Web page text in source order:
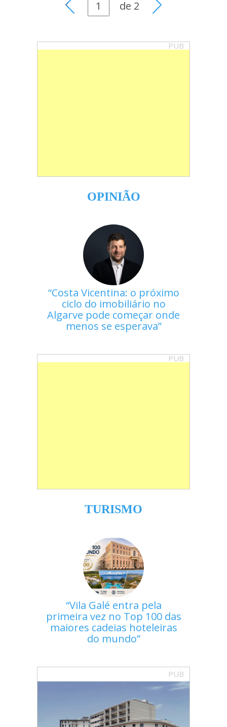
de 2
PUB
OPINIÃO
Costa Vicentina: o próximo
ciclo do imobiliário no
Algarve pode começar onde
menos se esperava
PUB
TURISMO
Vila Galé entra pela
primeira vez no Top 100 das
maiores cadeias hoteleiras
do mundo
PUB